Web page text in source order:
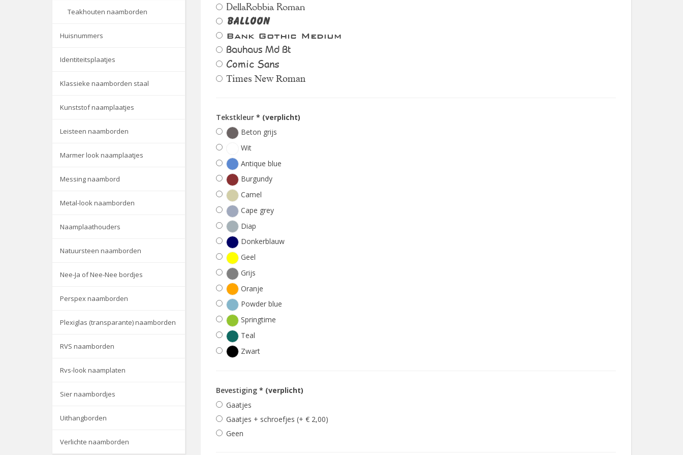
Teakhouten naamborden
Huisnummers
Identiteitsplaatjes
Klassieke naamborden staal
Kunststof naamplaatjes
Leisteen naamborden
Marmer look naamplaatjes
Messing naambord
Metal-look naamborden
Naamplaathouders
Natuursteen naamborden
Nee-Ja of Nee-Nee bordjes
Perspex naamborden
Plexiglas (transparante) naamborden
RVS naamborden
Rvs-look naamplaten
Sier naambordjes
Uithangborden
Verlichte naamborden
DellaRobbia Roman
Balloon
Bank Gothic Medium
Bauhaus Md Bt
Comic Sans
Times New Roman
Tekstkleur * (verplicht)
Beton grijs
Wit
Antique blue
Burgundy
Camel
Cape grey
Diap
Donkerblauw
Geel
Grijs
Oranje
Powder blue
Springtime
Teal
Zwart
Bevestiging * (verplicht)
Gaatjes
Gaatjes + schroefjes (+ € 2,00)
Geen